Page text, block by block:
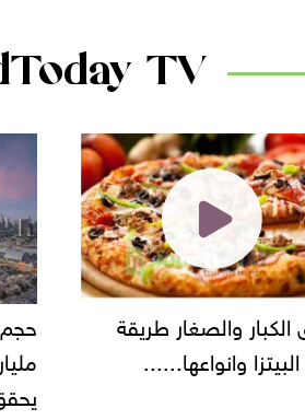
TV
حجم استثمارات يصل لـ 94